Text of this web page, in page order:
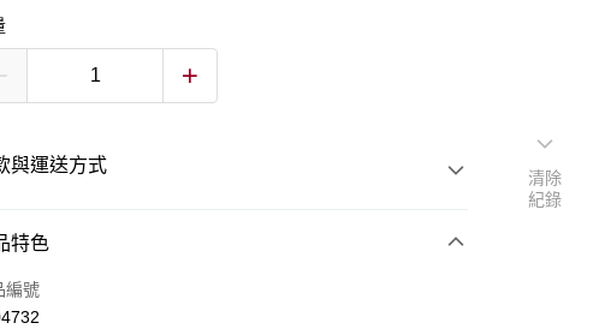
與運送方式
方式
卡一次付款
特色
編號
清除
紀錄